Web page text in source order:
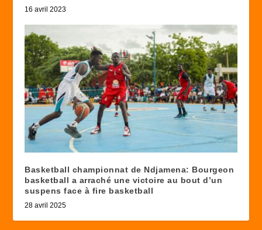
16 avril 2023
Basketball championnat de Ndjamena: Bourgeon
basketball a arraché une victoire au bout d’un
suspens face à fire basketball
28 avril 2025